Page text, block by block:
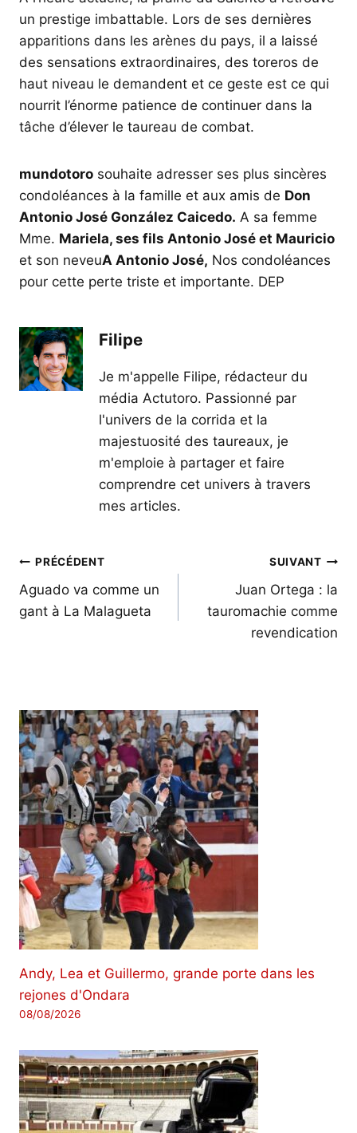
un prestige imbattable. Lors de ses dernières
apparitions dans les arènes du pays, il a laissé
des sensations extraordinaires, des toreros de
haut niveau le demandent et ce geste est ce qui
nourrit l’énorme patience de continuer dans la
tâche d’élever le taureau de combat.
mundotoro souhaite adresser ses plus sincères
condoléances à la famille et aux amis de Don
Antonio José González Caicedo. A sa femme
Mme. Mariela, ses fils Antonio José et Mauricio
et son neveuA Antonio José, Nos condoléances
pour cette perte triste et importante. DEP
Filipe
Je m'appelle Filipe, rédacteur du
média Actutoro. Passionné par
l'univers de la corrida et la
majestuosité des taureaux, je
m'emploie à partager et faire
comprendre cet univers à travers
mes articles.
Navigation
de
l’article
PRÉCÉDENT
Aguado va comme un
gant à La Malagueta
SUIVANT
Juan Ortega : la
tauromachie comme
revendication
Andy, Lea et Guillermo, grande porte dans les
rejones d'Ondara
08/08/2026